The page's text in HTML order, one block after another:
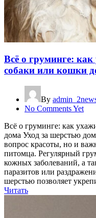
Всё о груминге:
собаки или кошки
By
No Comments Yet
Всё о груминге: как
дома Уход за шерстью
вопрос красоты, но и
питомца. Регулярный
кожных заболеваний, а
паразитов или
шерстью позволяет
Читать